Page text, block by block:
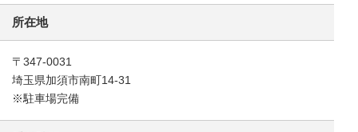
所在地
〒347-0031
埼玉県加須市南町14-31
※駐車場完備